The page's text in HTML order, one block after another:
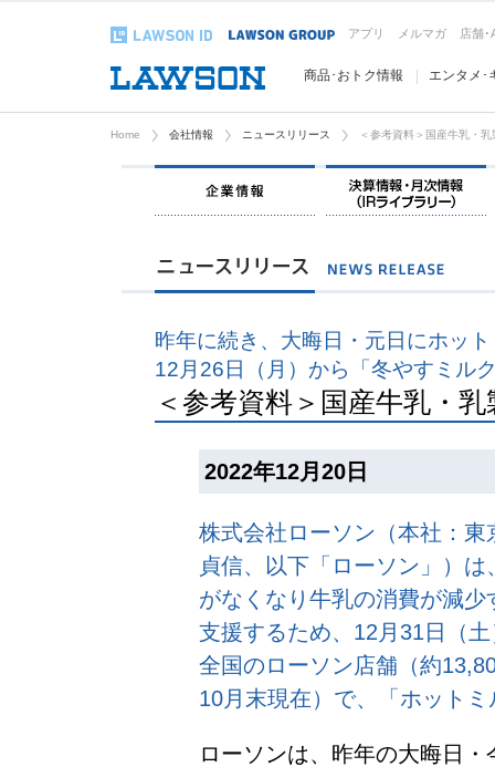
アプリ メルマガ 店舗･
商品･おトク情報 エンタメ･
Home 会社情報 ニュースリリース ＜参考資料＞国産牛乳・
企業情報
昨年に続き、大晦日・元日にホッ
12月26日（月）から「冬やすミル
＜参考資料＞国産牛乳・
2022年12月20日
株式会社ローソン（本社：
貞信、以下「ローソン」）
がなくなり牛乳の消費が減
支援するため、12月31日（
全国のローソン店舗（約
10月末現在）で、「ホット
ローソンは、昨年の大晦日